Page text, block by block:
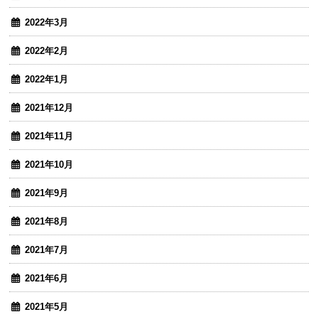
2022年3月
2022年2月
2022年1月
2021年12月
2021年11月
2021年10月
2021年9月
2021年8月
2021年7月
2021年6月
2021年5月